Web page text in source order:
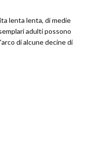
lenta lenta, di medie
adulti possono
di alcune decine di